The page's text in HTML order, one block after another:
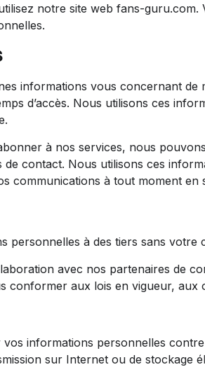
notre site web fans-guru.com.
informations vous concernant de
d’accès. Nous utilisons ces
à nos services, nous
contact. Nous utilisons ces
communications à tout moment
à des tiers sans votre
avec nos partenaires de
conformer aux lois en vigueur,
informations personnelles
sur Internet ou de stockage